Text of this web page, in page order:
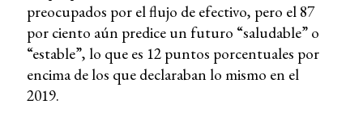
preocupados por el flujo de efectivo, pero el 87
por ciento aún predice un futuro “saludable” o
“estable”, lo que es 12 puntos porcentuales por
encima de los que declaraban lo mismo en el
2019.